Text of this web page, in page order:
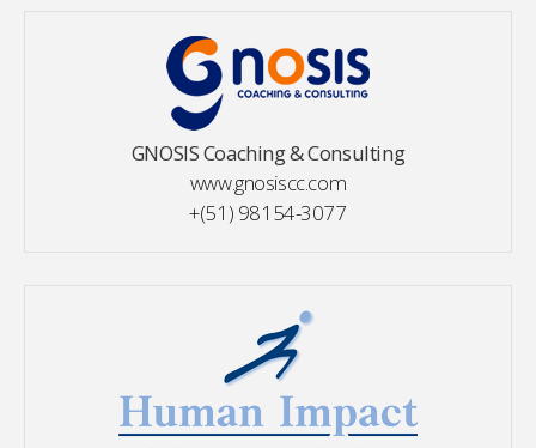
GNOSIS Coaching & Consulting
www.gnosiscc.com
+(51) 98154-3077